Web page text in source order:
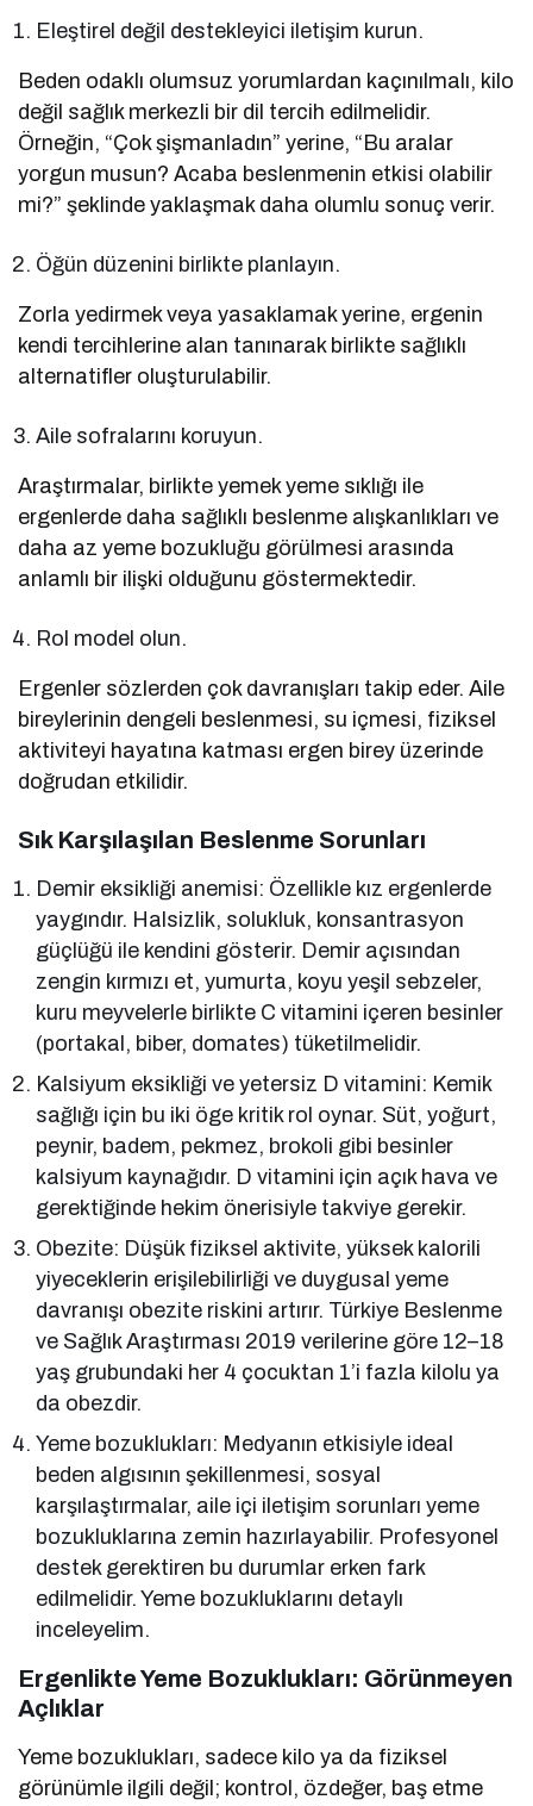
Eleştirel değil destekleyici iletişim kurun.
Beden odaklı olumsuz yorumlardan kaçınılmalı, kilo
değil sağlık merkezli bir dil tercih edilmelidir.
Örneğin, “Çok şişmanladın” yerine, “Bu aralar
yorgun musun? Acaba beslenmenin etkisi olabilir
mi?” şeklinde yaklaşmak daha olumlu sonuç verir.
Öğün düzenini birlikte planlayın.
Zorla yedirmek veya yasaklamak yerine, ergenin
kendi tercihlerine alan tanınarak birlikte sağlıklı
alternatifler oluşturulabilir.
Aile sofralarını koruyun.
Araştırmalar, birlikte yemek yeme sıklığı ile
ergenlerde daha sağlıklı beslenme alışkanlıkları ve
daha az yeme bozukluğu görülmesi arasında
anlamlı bir ilişki olduğunu göstermektedir.
Rol model olun.
Ergenler sözlerden çok davranışları takip eder. Aile
bireylerinin dengeli beslenmesi, su içmesi, fiziksel
aktiviteyi hayatına katması ergen birey üzerinde
doğrudan etkilidir.
Sık Karşılaşılan Beslenme Sorunları
Demir eksikliği anemisi: Özellikle kız ergenlerde
yaygındır. Halsizlik, solukluk, konsantrasyon
güçlüğü ile kendini gösterir. Demir açısından
zengin kırmızı et, yumurta, koyu yeşil sebzeler,
kuru meyvelerle birlikte C vitamini içeren besinler
(portakal, biber, domates) tüketilmelidir.
Kalsiyum eksikliği ve yetersiz D vitamini: Kemik
sağlığı için bu iki öge kritik rol oynar. Süt, yoğurt,
peynir, badem, pekmez, brokoli gibi besinler
kalsiyum kaynağıdır. D vitamini için açık hava ve
gerektiğinde hekim önerisiyle takviye gerekir.
Obezite: Düşük fiziksel aktivite, yüksek kalorili
yiyeceklerin erişilebilirliği ve duygusal yeme
davranışı obezite riskini artırır. Türkiye Beslenme
ve Sağlık Araştırması 2019 verilerine göre 12–18
yaş grubundaki her 4 çocuktan 1’i fazla kilolu ya
da obezdir.
Yeme bozuklukları: Medyanın etkisiyle ideal
beden algısının şekillenmesi, sosyal
karşılaştırmalar, aile içi iletişim sorunları yeme
bozukluklarına zemin hazırlayabilir. Profesyonel
destek gerektiren bu durumlar erken fark
edilmelidir. Yeme bozukluklarını detaylı
inceleyelim.
Ergenlikte Yeme Bozuklukları: Görünmeyen
Açlıklar
Yeme bozuklukları, sadece kilo ya da fiziksel
görünümle ilgili değil; kontrol, özdeğer, baş etme